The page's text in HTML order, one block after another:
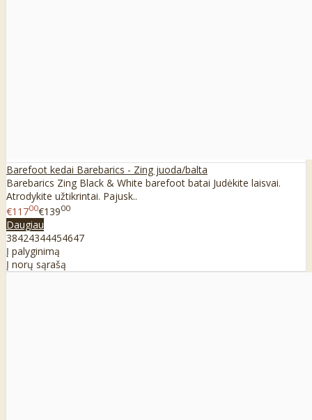
Barefoot kedai Barebarics - Zing juoda/balta
Barebarics Zing Black & White barefoot batai Judėkite laisvai.
Atrodykite užtikrintai. Pajusk..
€11700€13900
Daugiau
38424344454647
Į palyginimą
Į norų sąrašą